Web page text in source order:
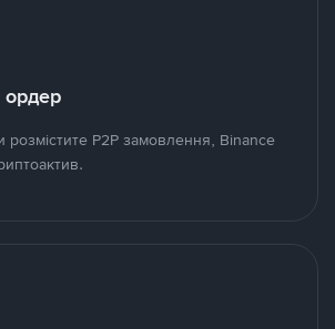
ордер
розмістите P2P замовлення, Binance